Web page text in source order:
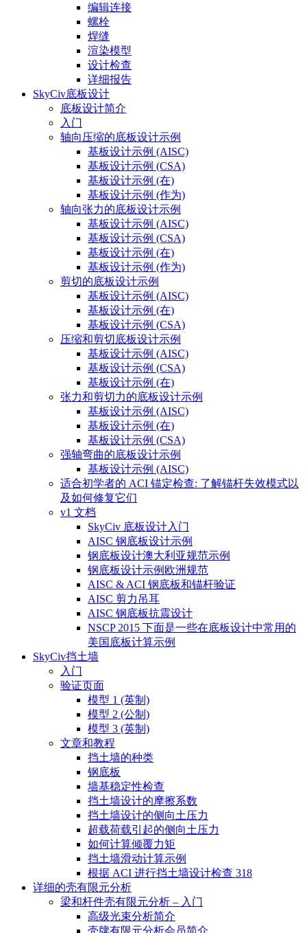
编辑连接
螺栓
焊缝
渲染模型
设计检查
详细报告
SkyCiv底板设计
底板设计简介
入门
轴向压缩的底板设计示例
基板设计示例 (AISC)
基板设计示例 (CSA)
基板设计示例 (在)
基板设计示例 (作为)
轴向张力的底板设计示例
基板设计示例 (AISC)
基板设计示例 (CSA)
基板设计示例 (在)
基板设计示例 (作为)
剪切的底板设计示例
基板设计示例 (AISC)
基板设计示例 (在)
基板设计示例 (CSA)
压缩和剪切底板设计示例
基板设计示例 (AISC)
基板设计示例 (CSA)
基板设计示例 (在)
张力和剪切力的底板设计示例
基板设计示例 (AISC)
基板设计示例 (在)
基板设计示例 (CSA)
强轴弯曲的底板设计示例
基板设计示例 (AISC)
适合初学者的 ACI 锚定检查: 了解锚杆失效模式以
及如何修复它们
v1 文档
SkyCiv 底板设计入门
AISC 钢底板设计示例
钢底板设计澳大利亚规范示例
钢底板设计示例欧洲规范
AISC & ACI 钢底板和锚杆验证
AISC 剪力吊耳
AISC 钢底板抗震设计
NSCP 2015 下面是一些在底板设计中常用的
美国底板计算示例
SkyCiv挡土墙
入门
验证页面
模型 1 (英制)
模型 2 (公制)
模型 3 (英制)
文章和教程
挡土墙的种类
钢底板
墙基稳定性检查
挡土墙设计的摩擦系数
挡土墙设计的侧向土压力
超载荷载引起的侧向土压力
如何计算倾覆力矩
挡土墙滑动计算示例
根据 ACI 进行挡土墙设计检查 318
详细的壳有限元分析
梁和杆件壳有限元分析 – 入门
高级光束分析简介
壳牌有限元分析会员简介